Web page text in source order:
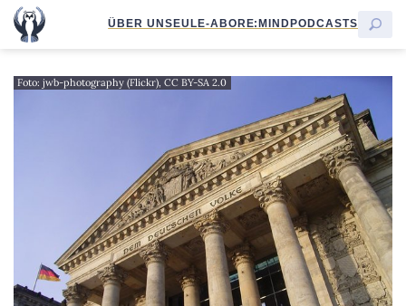
ÜBER UNSEULE-ABORE:MINDPODCASTS
Foto: jwb-photography (Flickr), CC BY-SA 2.0